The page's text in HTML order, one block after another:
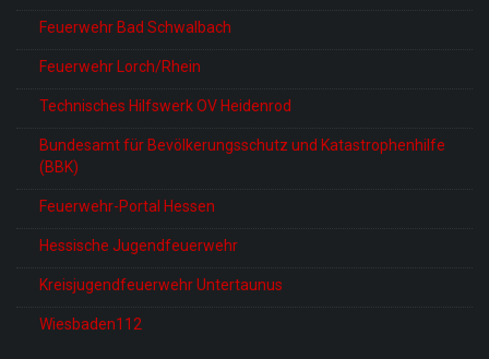
Feuerwehr Bad Schwalbach
Feuerwehr Lorch/Rhein
Technisches Hilfswerk OV Heidenrod
Bundesamt für Bevölkerungsschutz und Katastrophenhilfe
(BBK)
Feuerwehr-Portal Hessen
Hessische Jugendfeuerwehr
Kreisjugendfeuerwehr Untertaunus
Wiesbaden112